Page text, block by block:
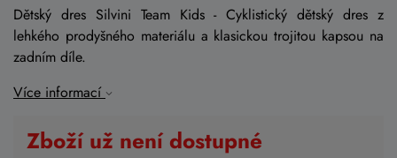
Dětský dres Silvini Team Kids - Cyklistický dětský dres z
lehkého prodyšného materiálu a klasickou trojitou kapsou na
zadním díle.
Více informací
Zboží už není dostupné